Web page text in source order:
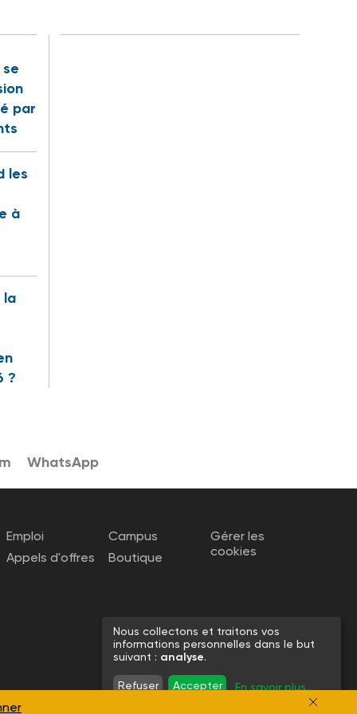
par
les
à
la
?
WhatsApp
Emploi
Appels d'offres
Campus
Boutique
Gérer les
cookies
Nous collectons et traitons vos
informations personnelles dans le but
suivant : analyse.
Refuser Accepter En savoir plus...